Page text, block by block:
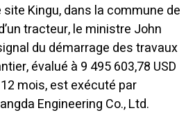
Kingu, dans la commune de
tracteur, le ministre John
du démarrage des travaux
évalué à 9 495 603,78 USD
mois, est exécuté par
Engineering Co., Ltd.